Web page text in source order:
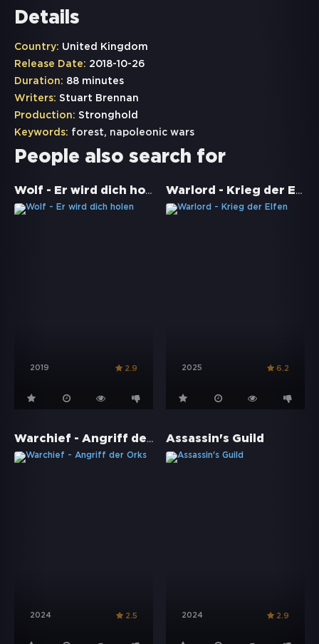
Details
Country: United Kingdom
Release Date: 2018-10-26
Duration: 88 minutes
Writers: Stuart Brennan
Production: Stronghold
Keywords: forest, napoleonic wars
People also search for
Wolf - Er wird dich holen
2019 2.9
Warlord - Krieg der Elfen
2025 6.2
Warchief - Angriff der Orks
2024 2.5
Assassin's Guild
2024 2.9